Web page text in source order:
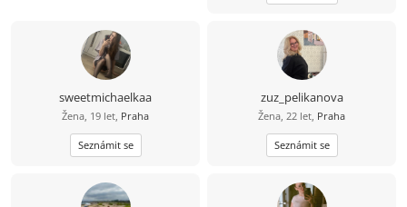
sweetmichaelkaa
Žena, 19 let, Praha
Seznámit se
zuz_pelikanova
Žena, 22 let, Praha
Seznámit se